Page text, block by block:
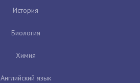
История
Биология
Химия
Английский язык